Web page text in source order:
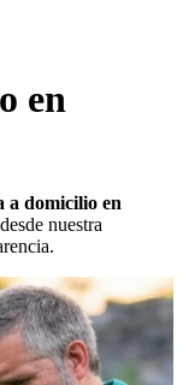
en
a domicilio en
nuestra